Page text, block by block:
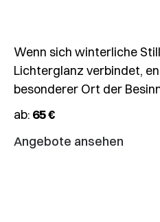
Wenn sich winterliche
Lichterglanz verbindet,
besonderer Ort der
ab: 65 €
Angebote ansehen
28.11.2026
🎄